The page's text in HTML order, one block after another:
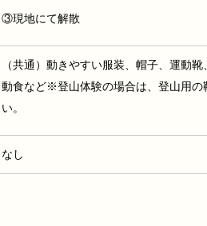
③現地にて解散
（共通）動きやすい服装、帽子、運動
動食など※登山体験の場合は、登山用の
い。
なし